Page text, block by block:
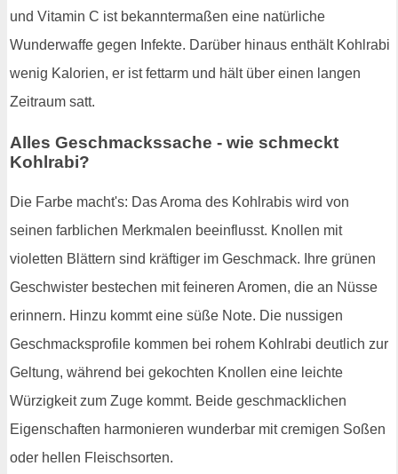
und Vitamin C ist bekanntermaßen eine natürliche
Wunderwaffe gegen Infekte. Darüber hinaus enthält Kohlrabi
wenig Kalorien, er ist fettarm und hält über einen langen
Zeitraum satt.
Alles Geschmackssache - wie schmeckt
Kohlrabi?
Die Farbe macht's: Das Aroma des Kohlrabis wird von
seinen farblichen Merkmalen beeinflusst. Knollen mit
violetten Blättern sind kräftiger im Geschmack. Ihre grünen
Geschwister bestechen mit feineren Aromen, die an Nüsse
erinnern. Hinzu kommt eine süße Note. Die nussigen
Geschmacksprofile kommen bei rohem Kohlrabi deutlich zur
Geltung, während bei gekochten Knollen eine leichte
Würzigkeit zum Zuge kommt. Beide geschmacklichen
Eigenschaften harmonieren wunderbar mit cremigen Soßen
oder hellen Fleischsorten.